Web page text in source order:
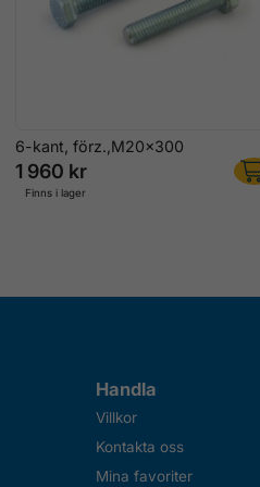
6-kant, förz.,M20x300
1 960 kr
Finns i lager
Handla
Villkor
Kontakta oss
Mina favoriter